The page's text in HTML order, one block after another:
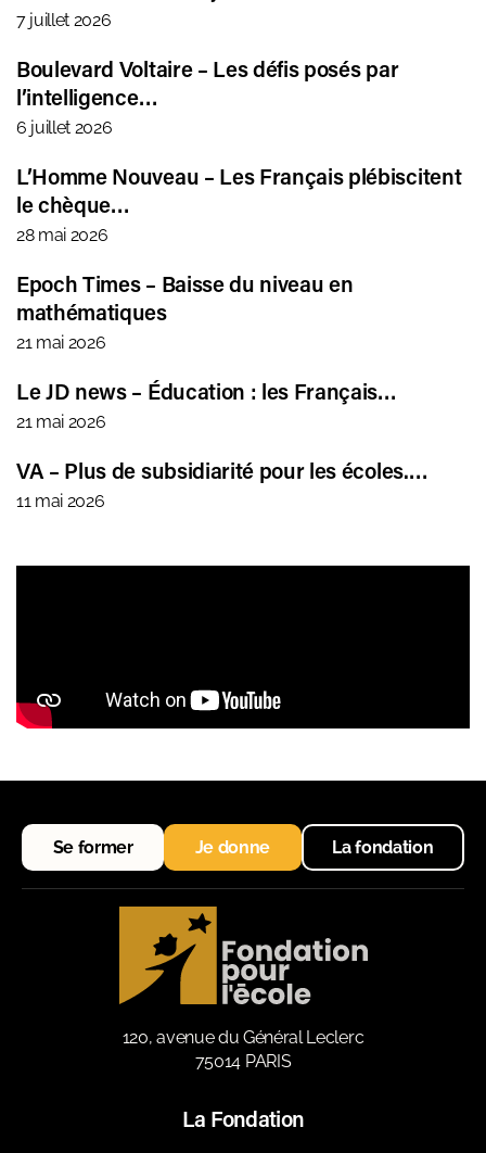
7 juillet 2026
Boulevard Voltaire – Les défis posés par
l’intelligence…
6 juillet 2026
L’Homme Nouveau – Les Français plébiscitent
le chèque…
28 mai 2026
Epoch Times – Baisse du niveau en
mathématiques
21 mai 2026
Le JD news – Éducation : les Français…
21 mai 2026
VA – Plus de subsidiarité pour les écoles.…
11 mai 2026
Se former Je donne La fondation
120, avenue du Général Leclerc
75014 PARIS
La Fondation